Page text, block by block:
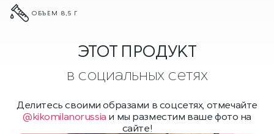
ОБЪЕМ 8,5 Г
ЭТОТ ПРОДУКТ
в социальных сетях
Делитесь своими образами в соцсетях, отмечайте
@kikomilanorussia и мы разместим ваше фото на
сайте!